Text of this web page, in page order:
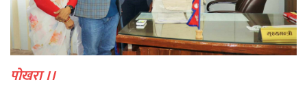
पोखरा ।।